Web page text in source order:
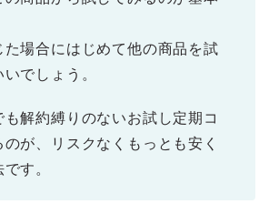
た場合にはじめて他の商品を試
でしょう。
も解約縛りのないお試し定期コ
が、リスクなくもっとも安く
す。